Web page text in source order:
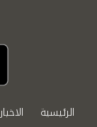
الرئيسية